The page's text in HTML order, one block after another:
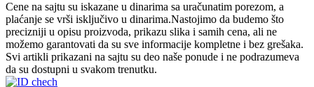
Cene na sajtu su iskazane u dinarima sa uračunatim porezom, a
plaćanje se vrši isključivo u dinarima.Nastojimo da budemo što
precizniji u opisu proizvoda, prikazu slika i samih cena, ali ne
možemo garantovati da su sve informacije kompletne i bez grešaka.
Svi artikli prikazani na sajtu su deo naše ponude i ne podrazumeva
da su dostupni u svakom trenutku.